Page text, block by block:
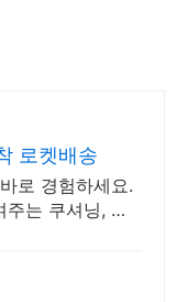
로켓배송
로 경험하세요.
는 쿠셔닝, 쿠